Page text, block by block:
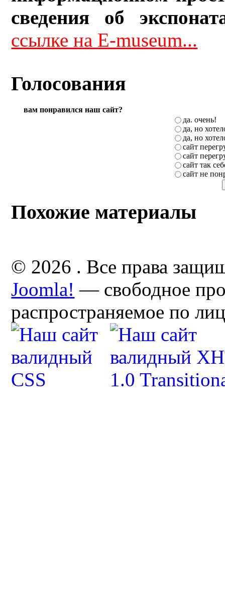
сведения об
ссылке на E-museum...
Голосования
вам понравился наш сайт?
да. очень!
да, но
да, но
сайт
сайт
сайт так
сайт не
Похожие материалы
© 2026 . Все права
Joomla! — свободное
распространяемое по